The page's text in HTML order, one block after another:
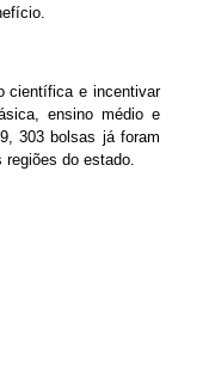
científica e incentivar
ensino médio e
303 bolsas já foram
do estado.